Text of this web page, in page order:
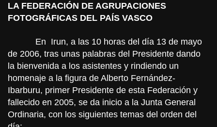
LA FEDERACIÓN DE AGRUPACIONES
FOTOGRÁFICAS DEL PAÍS VASCO
En Irun, a las 10 horas del día 13 de mayo
de 2006, tras unas palabras del Presidente dando
la bienvenida a los asistentes y rindiendo un
homenaje a la figura de Alberto Fernández-
Ibarburu, primer Presidente de esta Federación y
fallecido en 2005, se da inicio a la Junta General
Ordinaria, con los siguientes temas del orden del